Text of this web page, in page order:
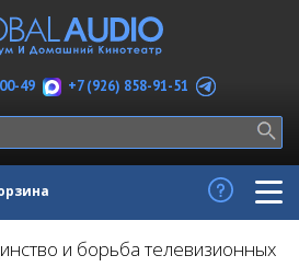
49 +7 (926) 858-91-51
и борьба телевизионных